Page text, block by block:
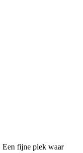
Een fijne plek waar